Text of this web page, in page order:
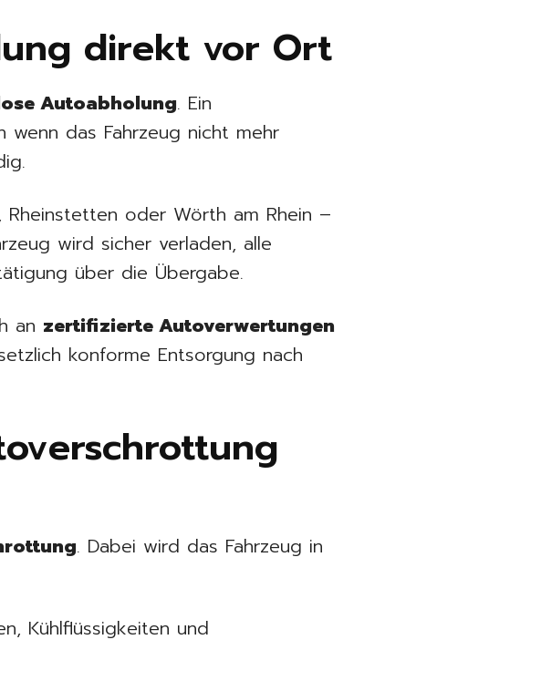
direkt vor Ort
Autoabholung. Ein
wenn das Fahrzeug nicht mehr
oder Wörth am Rhein –
wird sicher verladen, alle
über die Übergabe.
an zertifizierte Autoverwertungen
konforme Entsorgung nach
. Dabei wird das Fahrzeug in
Kühlflüssigkeiten und